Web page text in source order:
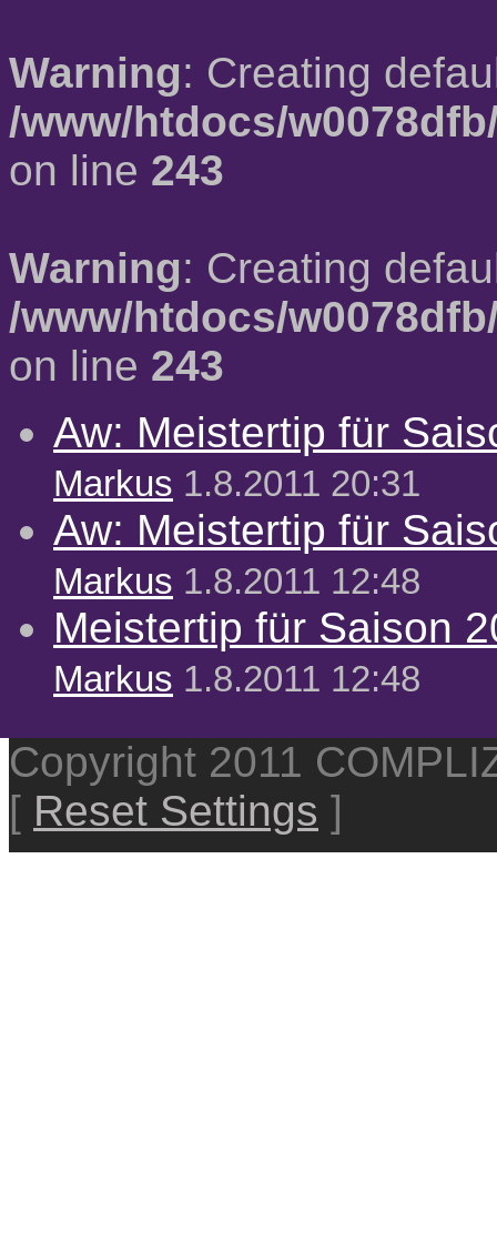
Warning: Creating
/www/htdocs/
on line 243
Warning: Creating
/www/htdocs/
on line 243
Aw: Meistertip für
Markus 1.8.2011 20:31
Aw: Meistertip für
Markus 1.8.2011 12:48
Meistertip für Saison
Markus 1.8.2011 12:48
Copyright 2011
[ Reset Settings ]